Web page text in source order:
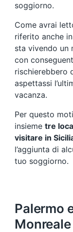
soggiorno.
Come avrai
riferito anche in
sta vivendo un
con
rischierebbero
aspettassi
vacanza.
Per questo
insieme tre
visitare in
l’aggiunta di
tuo soggiorno.
Palermo
Monreale